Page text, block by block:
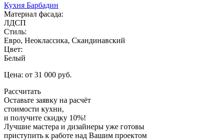
Кухня Барбадин
Материал фасада:
ЛДСП
Стиль:
Евро, Неоклассика, Скандинавский
Цвет:
Белый
Цена: от 31 000 руб.
Рассчитать
Оставьте заявку на расчёт
стоимости кухни,
и получите скидку 10%!
Лучшие мастера и дизайнеры уже готовы
приступить к работе над Вашим проектом